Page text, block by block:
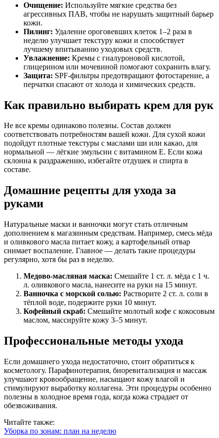
Очищение: Используйте мягкие средства без
агрессивных ПАВ, чтобы не нарушать защитный барьер
кожи.
Пилинг: Удаление ороговевших клеток 1–2 раза в
неделю улучшает текстуру кожи и способствует
лучшему впитыванию уходовых средств.
Увлажнение: Кремы с гиалуроновой кислотой,
глицерином или мочевиной помогают сохранить влагу.
Защита: SPF-фильтры предотвращают фотостарение, а
перчатки спасают от холода и химических средств.
Как правильно выбирать крем для рук
Не все кремы одинаково полезны. Состав должен
соответствовать потребностям вашей кожи. Для сухой кожи
подойдут плотные текстуры с маслами ши или какао, для
нормальной — лёгкие эмульсии с витамином Е. Если кожа
склонна к раздражению, избегайте отдушек и спирта в
составе.
Домашние рецепты для ухода за
руками
Натуральные маски и ванночки могут стать отличным
дополнением к магазинным средствам. Например, смесь мёда
и оливкового масла питает кожу, а картофельный отвар
снимает воспаление. Главное — делать такие процедуры
регулярно, хотя бы раз в неделю.
Медово-масляная маска: Смешайте 1 ст. л. мёда с 1 ч.
л. оливкового масла, нанесите на руки на 15 минут.
Ванночка с морской солью: Растворите 2 ст. л. соли в
тёплой воде, подержите руки 10 минут.
Кофейный скраб: Смешайте молотый кофе с кокосовым
маслом, массируйте кожу 3–5 минут.
Профессиональные методы ухода
Если домашнего ухода недостаточно, стоит обратиться к
косметологу. Парафинотерапия, биоревитализация и массаж
улучшают кровообращение, насыщают кожу влагой и
стимулируют выработку коллагена. Эти процедуры особенно
полезны в холодное время года, когда кожа страдает от
обезвоживания.
Читайте также:
Уборка по зонам: план на неделю